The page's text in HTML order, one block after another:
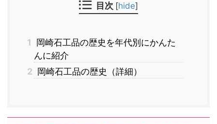
目次 [hide]
1
岡崎石工品の歴史を年代別にかんた
んに紹介
2
岡崎石工品の歴史（詳細）